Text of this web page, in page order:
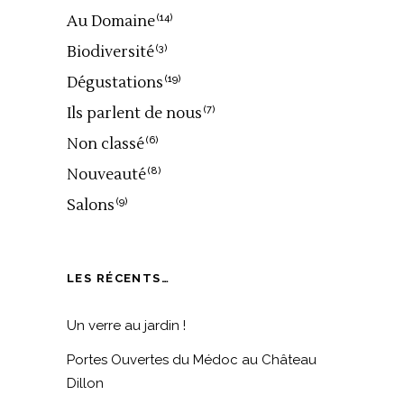
Au Domaine(14)
Biodiversité(3)
Dégustations (19)
Ils parlent de nous (7)
Non classé(6)
Nouveauté(8)
Salons (9)
LES RÉCENTS…
Un verre au jardin !
Portes Ouvertes du Médoc au Château
Dillon